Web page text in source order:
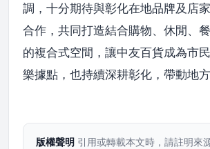
調，十分期待與彰化在地品牌及店
合作，共同打造結合購物、休閒、
的複合式空間，讓中友百貨成為市
樂據點，也持續深耕彰化，帶動地方
版權聲明 引用或轉載本文時，請註明來